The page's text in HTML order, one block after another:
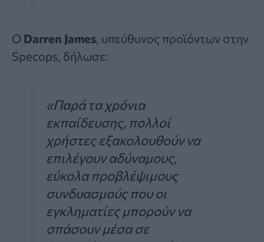
Ο Darren James, υπεύθυνος προϊόντων στην
Specops, δήλωσε:
«Παρά τα χρόνια
εκπαίδευσης, πολλοί
χρήστες εξακολουθούν να
επιλέγουν αδύναμους,
εύκολα προβλέψιμους
συνδυασμούς που οι
εγκληματίες μπορούν να
σπάσουν μέσα σε